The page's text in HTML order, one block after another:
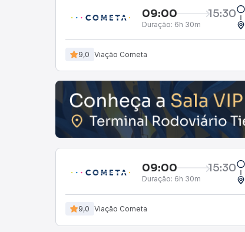
09:00 15:30
Duração: 6h 30m
9,0 Viação Cometa
09:00 15:30
Duração: 6h 30m
9,0 Viação Cometa